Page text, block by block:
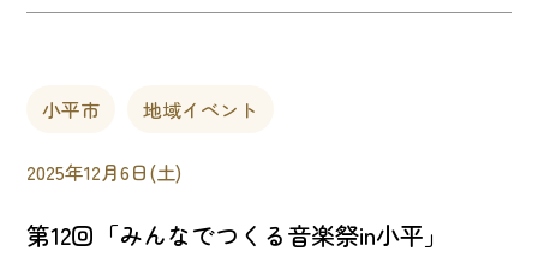
小平市 地域イベント
2025年12月6日(土)
第12回「みんなでつくる音楽祭in小平」